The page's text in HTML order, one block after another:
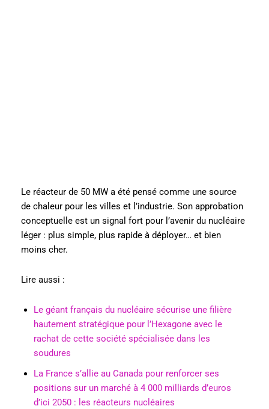
Le réacteur de 50 MW a été pensé comme une source
de chaleur pour les villes et l’industrie. Son approbation
conceptuelle est un signal fort pour l’avenir du nucléaire
léger : plus simple, plus rapide à déployer… et bien
moins cher.
Lire aussi :
Le géant français du nucléaire sécurise une filière
hautement stratégique pour l’Hexagone avec le
rachat de cette société spécialisée dans les
soudures
La France s’allie au Canada pour renforcer ses
positions sur un marché à 4 000 milliards d’euros
d’ici 2050 : les réacteurs nucléaires